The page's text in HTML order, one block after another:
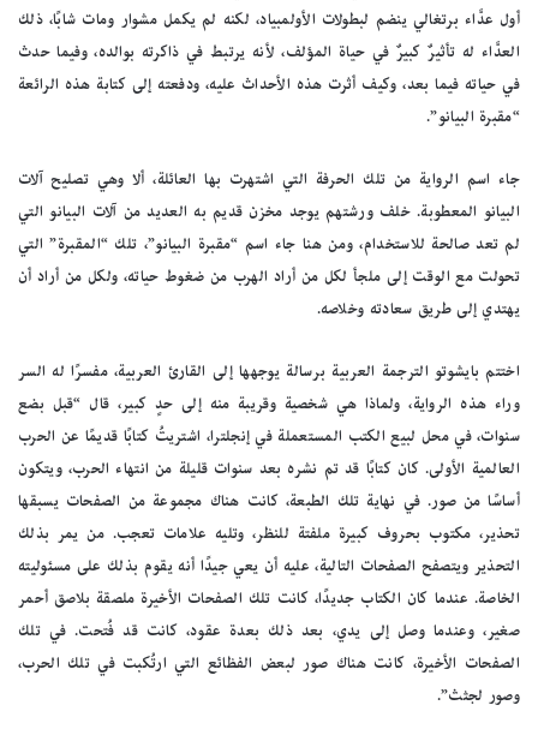
أول عدَّاء برتغالي ينضم لبطولات الأولمبياد، لكنه لم يكمل مشوار ومات شابًا، ذلك
العدَّاء له تأثيرٌ كبيرٌ في حياة المؤلف، لأنه يرتبط في ذاكرته بوالده، وفيما حدث
في حياته فيما بعد، وكيف أثرت هذه الأحداث عليه، ودفعته إلى كتابة هذه الرائعة
“مقبرة البيانو”.
جاء اسم الرواية من تلك الحرفة التي اشتهرت بها العائلة، ألا وهي تصليح آلات
البيانو المعطوبة. خلف ورشتهم يوجد مخزن قديم به العديد من آلات البيانو التي
لم تعد صالحة للاستخدام، ومن هنا جاء اسم “مقبرة البيانو”، تلك “المقبرة” التي
تحولت مع الوقت إلى ملجأ لكل من أراد الهرب من ضغوط حياته، ولكل من أراد أن
يهتدي إلى طريق سعادته وخلاصه.
اختتم بايشوتو الترجمة العربية برسالة يوجهها إلى القارئ العربية، مفسرًا له السر
وراء هذه الرواية، ولماذا هي شخصية وقريبة منه إلى حدٍ كبير، قال “قبل بضع
سنوات، في محل لبيع الكتب المستعملة في إنجلترا، اشتريتُ كتابًا قديمًا عن الحرب
العالمية الأولى. كان كتابًا قد تم نشره بعد سنوات قليلة من انتهاء الحرب، ويتكون
أساسًا من صور. في نهاية تلك الطبعة، كانت هناك مجموعة من الصفحات يسبقها
تحذير، مكتوب بحروف كبيرة ملفتة للنظر، وتليه علامات تعجب. من يمر بذلك
التحذير ويتصفح الصفحات التالية، عليه أن يعي جيدًا أنه يقوم بذلك على مسئوليته
الخاصة. عندما كان الكتاب جديدًا، كانت تلك الصفحات الأخيرة ملصقة بلاصق أحمر
صغير، وعندما وصل إلى يدي، بعد ذلك بعدة عقود، كانت قد فُتحت. في تلك
الصفحات الأخيرة، كانت هناك صور لبعض الفظائع التي ارتُكبت في تلك الحرب،
وصور لجثث”.